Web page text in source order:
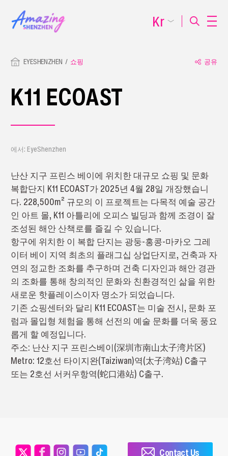
EYESHENZHEN 쇼핑 공유
K11 ECOAST
에서: EyeShenzhen
난산 지구 프린스 베이에 위치한 대규모 쇼핑 및 문화
복합단지 K11 ECOAST가 2025년 4월 28일 개장했습니
다. 228,500m² 규모의 이 프로젝트는 다목적 예술 공간
인 아트 몰, K11 아틀리에 오피스 빌딩과 함께 조경이 잘
조성된 해안 산책로를 즐길 수 있습니다.
항구에 위치한 이 복합 단지는 광둥-홍콩-마카오 그레
이터 베이 지역 최초의 플래그십 상업단지로, 건축과 자
연의 정교한 조화를 추구하며 건축 디자인과 해안 경관
의 조화를 통해 창의적인 문화와 친환경적인 삶을 위한
새로운 핫플레이스이자 명소가 되었습니다.
기존 쇼핑센터와 달리 K11 ECOAST는 미술 전시, 문화 포
럼과 몰입형 체험을 통해 선전의 예술 문화를 더욱 풍요
롭게 할 예정입니다.
주소: 난산 지구 프린스베이(深圳市南山太子湾片区)
Metro: 12호선 타이지완(Taiziwan)역(太子湾站) C출구
또는 2호선 서커우항역(蛇口港站) C출구.
Kr
Contact Us